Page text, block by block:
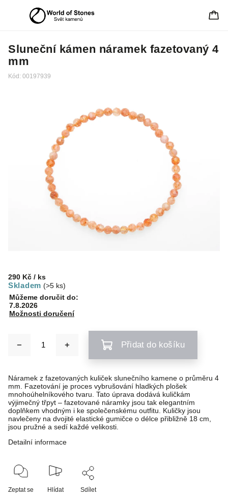
Sluneční kámen náramek fazetovaný 4
mm
Kód: 00197939
290 Kč / ks
Skladem (>5 ks)
Můžeme doručit do:
7.8.2026
Možnosti doručení
Přidat do košíku
Náramek z fazetovaných kuliček slunečního kamene o průměru 4
mm. Fazetování je proces vybrušování hladkých plošek
mnohoúhelníkového tvaru. Tato úprava dodává kuličkám
výjimečný třpyt – fazetované náramky jsou tak elegantním
doplňkem vhodným i ke společenskému outfitu. Kuličky jsou
navlečeny na dvojité elastické gumičce o délce přibližně 18 cm,
jsou pružné a sedí každé velikosti.
Detailní informace
Zeptat se Hlídat Sdílet